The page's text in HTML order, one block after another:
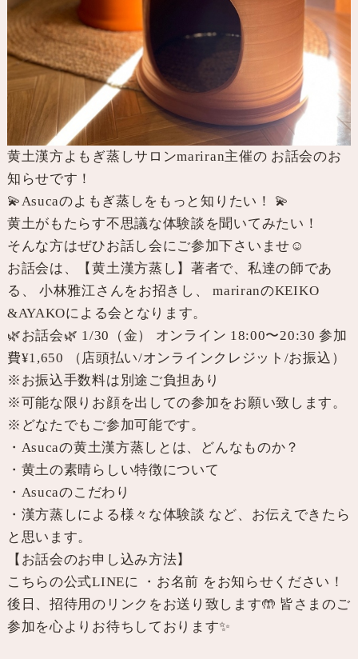
黄土漢方よもぎ蒸しサロンmariran主催の お話会のお
知らせです！
💫Asucaのよもぎ蒸しをもっと知りたい！ 💫
黄土がもたらす不思議な体験談を聞いてみたい！
そんな方はぜひお話し会にご参加下さいませ☺️
お話会は、【黄土漢方蒸し】著者で、私達の師であ
る、 小林雅江さんをお招きし、 mariranのKEIKO
&AYAKOによる会となります。
🌿お話会🌿 1/30（金） オンライン 18:00〜20:30 参加
費¥1,650 （店頭払い/オンラインクレジット/お振込）
※お振込手数料は別途ご負担あり
※可能な限りお顔を出しての参加をお願い致します。
※どなたでもご参加可能です。
・Asucaの黄土漢方蒸しとは、どんなものか？
・黄土の素晴らしい特徴について
・Asucaのこだわり
・漢方蒸しによる様々な体験談 など、お伝えできたら
と思います。
【お話会のお申し込み方法】
こちらの公式LINEに ・お名前 をお知らせください！
後日、招待用のリンクをお送り致します🤲 皆さまのご
参加を心よりお待ちしております✨